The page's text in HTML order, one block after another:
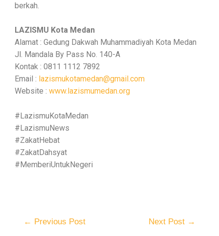
berkah.
LAZISMU Kota Medan
Alamat : Gedung Dakwah Muhammadiyah Kota Medan
Jl. Mandala By Pass No. 140-A
Kontak : 0811 1112 7892
Email : lazismukotamedan@gmail.com
Website : www.lazismumedan.org
#LazismuKotaMedan
#LazismuNews
#ZakatHebat
#ZakatDahsyat
#MemberiUntukNegeri
← Previous Post Next Post →